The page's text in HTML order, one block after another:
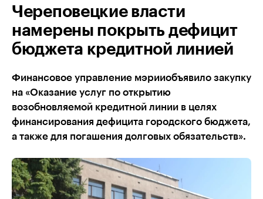
Череповецкие власти
намерены покрыть дефицит
бюджета кредитной линией
Финансовое управление мэрииобъявило закупку
на «Оказание услуг по открытию
возобновляемой кредитной линии в целях
финансирования дефицита городского бюджета,
а также для погашения долговых обязательств».